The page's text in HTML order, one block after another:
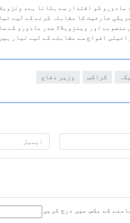
مادورو کو اقتدار سے ہٹانا ہے،
جارحیت کا مقابلہ کرنے کے لیے
منصوبے اور وینزوہلا؛ صدر مادورو کے
افواج سے مقابلے کے لیے تیار
کراکس وزیر دفاع
کے بکس میں درج کریں